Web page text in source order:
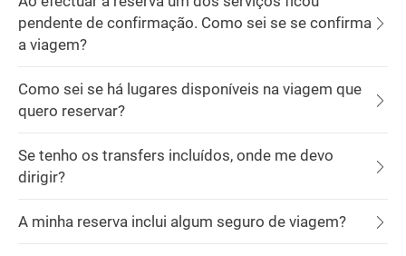
pendente de confirmação. Como sei se se confirma
a viagem?
Como sei se há lugares disponíveis na viagem que
quero reservar?
Se tenho os transfers incluídos, onde me devo
dirigir?
A minha reserva inclui algum seguro de viagem?